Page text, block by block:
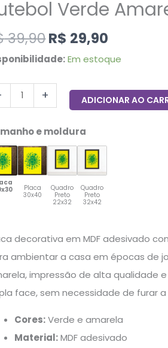
Verde
39,90
era:
R$ 29,90
é:
Em estoque
+ ADICIONAR AO
e moldura
Placa
30x40
Quadro
Preto
22x32
Quadro
Preto
32x42
decorativa em MDF adesivado
ambientar a casa em épocas de
impressão de alta qualidade
face, sem necessidade de furar
Cores:Verde e amarela
Material:MDF adesivado